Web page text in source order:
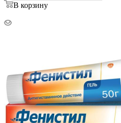
В корзину